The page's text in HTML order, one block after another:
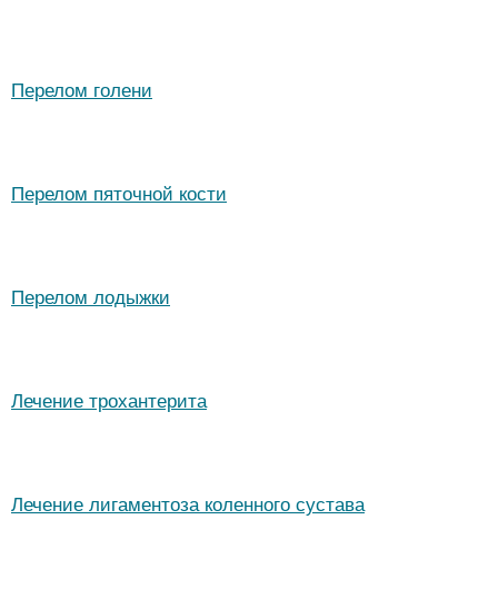
Перелом голени
Перелом пяточной кости
Перелом лодыжки
Лечение трохантерита
Лечение лигаментоза коленного сустава